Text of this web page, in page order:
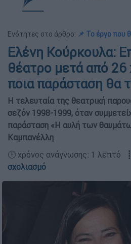
Ενότητες στο άρθρο: 📌 Το έργο που
Ελένη Κούρκουλα:
θέατρο μετά από 26
ποια παράσταση θα
Η τελευταία της θεατρική
σεζόν 1998-1999, όταν
παράσταση «Η αυλή των
Καμπανέλλη
🕛 χρόνος ανάγνωσης: 1
σχολιασμό